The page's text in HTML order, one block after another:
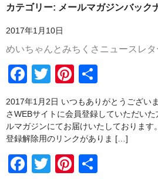
ホーム
めいちゃんとみちくさブログ
ABOUT
屋号の由来
瓶詰めについて
野菜セットについて
野菜セットの包装・梱包について
カテゴリー: メールマガジンバック
2017年1月10日
めいちゃんとみちくさニュースレタ
F
a
c
e
b
o
T
wi
tt
er
Pi
nt
er
e
st
有
2017年1月2日 いつもありがとうござい
さWEBサイトに会員登録していただい
ルマガジンにてお届けいたしております
登録解除用のリンクがありま […]
F
T
Pi